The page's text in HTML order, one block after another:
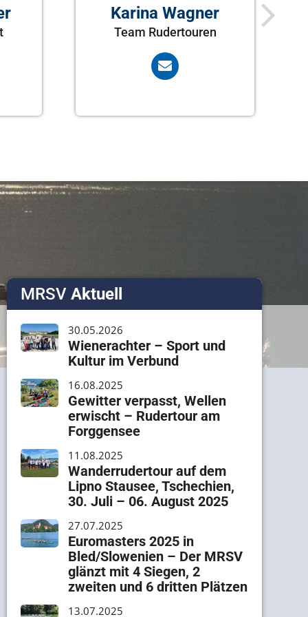
Karina Wagner
Team Rudertouren
MRSVAktuell
30.05.2026
Wienerachter – Sport und
Kultur im Verbund
16.08.2025
Gewitter verpasst, Wellen
erwischt – Rudertour am
Forggensee
11.08.2025
Wanderrudertour auf dem
Lipno Stausee, Tschechien,
30. Juli – 06. August 2025
27.07.2025
Euromasters 2025 in
Bled/Slowenien – Der MRSV
glänzt mit 4 Siegen, 2
zweiten und 6 dritten Plätzen
13.07.2025